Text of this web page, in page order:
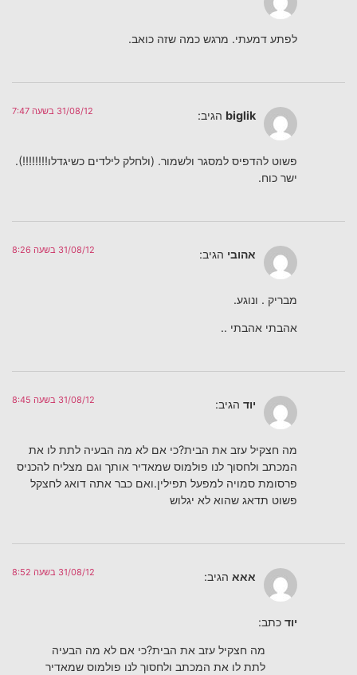
לפתע דמעתי. מרגש כמה שזה כואב.
biglik הגיב: 31/08/12 בשעה 7:47
פשוט להדפיס למסגר ולשמור. (ולחלק לילדים כשיגדלו!!!!!!!!).
ישר כוח.
אהובי הגיב: 31/08/12 בשעה 8:26
מבריק . ונוגע.
אהבתי אהבתי ..
יוד הגיב: 31/08/12 בשעה 8:45
מה חצקיל עזב את הבית?כי אם לא מה הבעיה לתת לו את
המכתב ולחסוך לנו פולמוס שמאדיר אותך וגם מצליח להכניס
פרסומת סמויה למפעל תפילין.ואם כבר אתה דואג לחצקל
פשוט תדאג שהוא לא יגלוש
אאא הגיב: 31/08/12 בשעה 8:52
יוד כתב:
מה חצקיל עזב את הבית?כי אם לא מה הבעיה
לתת לו את המכתב ולחסוך לנו פולמוס שמאדיר